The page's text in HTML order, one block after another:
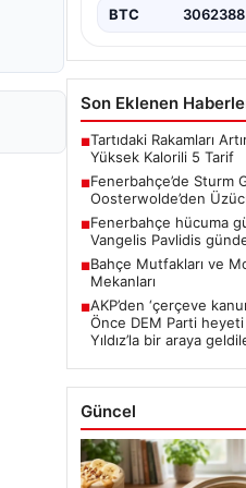
BTC 3062388
Son Eklenen
■Tartıdaki Rakamları
Yüksek Kalorili 5 Tarif
■Fenerbahçe’de Sturm
Oosterwolde’den
■Fenerbahçe hücuma
Vangelis Pavlidis
■Bahçe Mutfakları ve
Mekanları
■AKP’den ‘çerçeve
Önce DEM Parti heyeti
Yıldız’la bir araya
Güncel